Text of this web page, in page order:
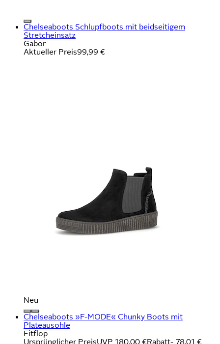
Chelseaboots Schlupfboots mit beidseitigem
Stretcheinsatz
Gabor
Aktueller Preis99,99 €
Neu
Chelseaboots »F-MODE« Chunky Boots mit
Plateausohle
Fitflop
Ursprünglicher PreisUVP 180,00 €Rabatt- 78,01 €